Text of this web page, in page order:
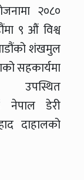
२०८०
९ औं विश्व
शंखमुल
सहकार्यमा
उपस्थित
नेपाल डेरी
दाहालको